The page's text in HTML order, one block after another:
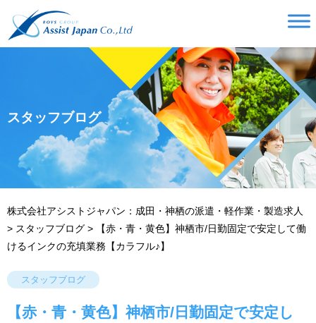
スタッフブログ
株式会社アシストジャパン：成田・神栖の派遣・軽作業・製造求人
> スタッフブログ >
【赤・青・黄色】神栖市/日勤固定で安定して働
けるインクの充填業務【カラフル♪】
スタッフブログ
【赤・青・黄色】神栖市/日勤固定で安定し